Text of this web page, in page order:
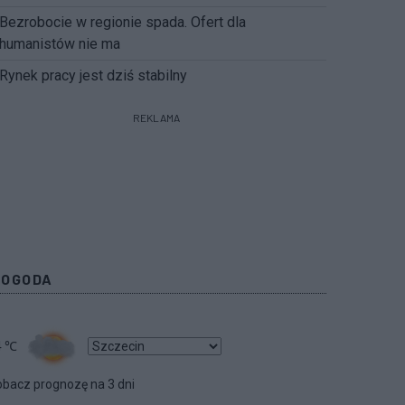
Bezrobocie w regionie spada. Ofert dla
humanistów nie ma
Rynek pracy jest dziś stabilny
REKLAMA
℃
prognozę na 3 dni